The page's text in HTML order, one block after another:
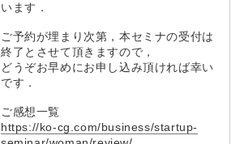
います．
ご予約が埋まり次第，本セミナの受付は
終了とさせて頂きますので，
どうぞお早めにお申し込み頂ければ幸い
です．
ご感想一覧
https://ko-cg.com/business/startup-